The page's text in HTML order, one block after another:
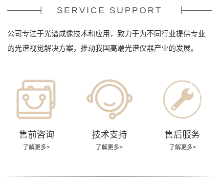
SERVICE SUPPORT
公司专注于光谱成像技术和应用，致力于为不同行业提供专业
的光谱视觉解决方案，推动我国高端光谱仪器产业的发展。
售前咨询
了解更多>
技术支持
了解更多>
售后服务
了解更多>